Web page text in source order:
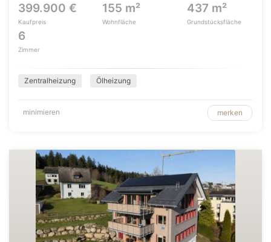
399.900 €
Kaufpreis
155 m²
Wohnfläche
437 m²
Grundstücksfläche
6
Zimmer
Zentralheizung Ölheizung
minimieren merken